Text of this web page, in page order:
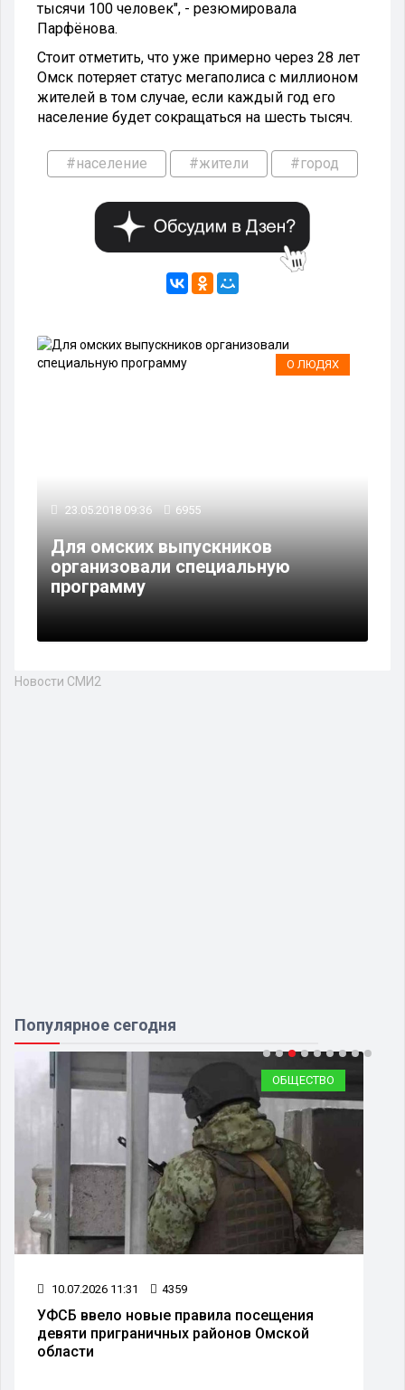
тысячи 100 человек", - резюмировала
Парфёнова.
Стоит отметить, что уже примерно через 28 лет
Омск потеряет статус мегаполиса с миллионом
жителей в том случае, если каждый год его
население будет сокращаться на шесть тысяч.
#население #жители #город
О ЛЮДЯХ
23.05.2018 09:36 6955
Для омских выпускников
организовали специальную
программу
Новости СМИ2
Популярное сегодня
ОБЩЕСТВО
10.07.2026 11:31 4359
УФСБ ввело новые правила посещения
девяти приграничных районов Омской
области